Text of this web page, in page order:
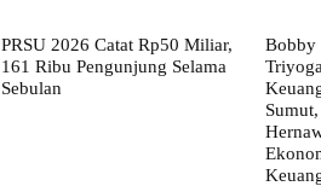
PRSU 2026 Catat Rp50 Miliar,
161 Ribu Pengunjung Selama
Sebulan
Bobby